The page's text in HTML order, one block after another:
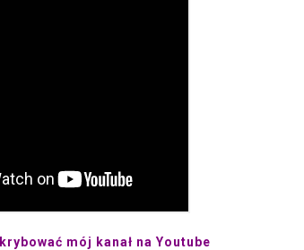
rybować mój kanał na Youtube